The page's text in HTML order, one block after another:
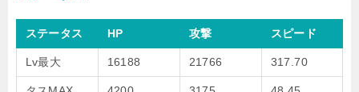
ステータス HP 攻撃 スピード
Lv最大 16188 21766 317.70